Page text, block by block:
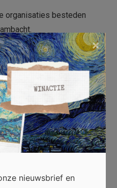
organisaties besteden
enthousiast.
voor extra
nieuwsbrief en
×